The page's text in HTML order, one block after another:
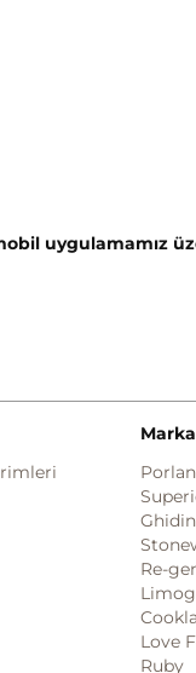
uygulamamız
Re-
Love
Ruby